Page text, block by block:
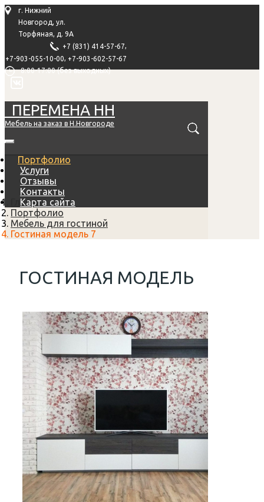
г. Нижний
Новгород, ул.
Торфяная, д. 9А
+7 (831) 414-57-67,
+7-903-055-10-00, +7-903-602-57-67
8:00-17:00 (без выходных)
ПЕРЕМЕНА НН
Мебель на заказ в Н.Новгороде
Портфолио
Услуги
Отзывы
Контакты
Карта сайта
Главная
Портфолио
Мебель для гостиной
Гостиная модель 7
ГОСТИНАЯ МОДЕЛЬ